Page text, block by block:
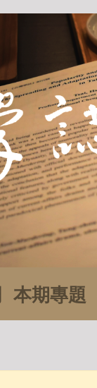
本期專題